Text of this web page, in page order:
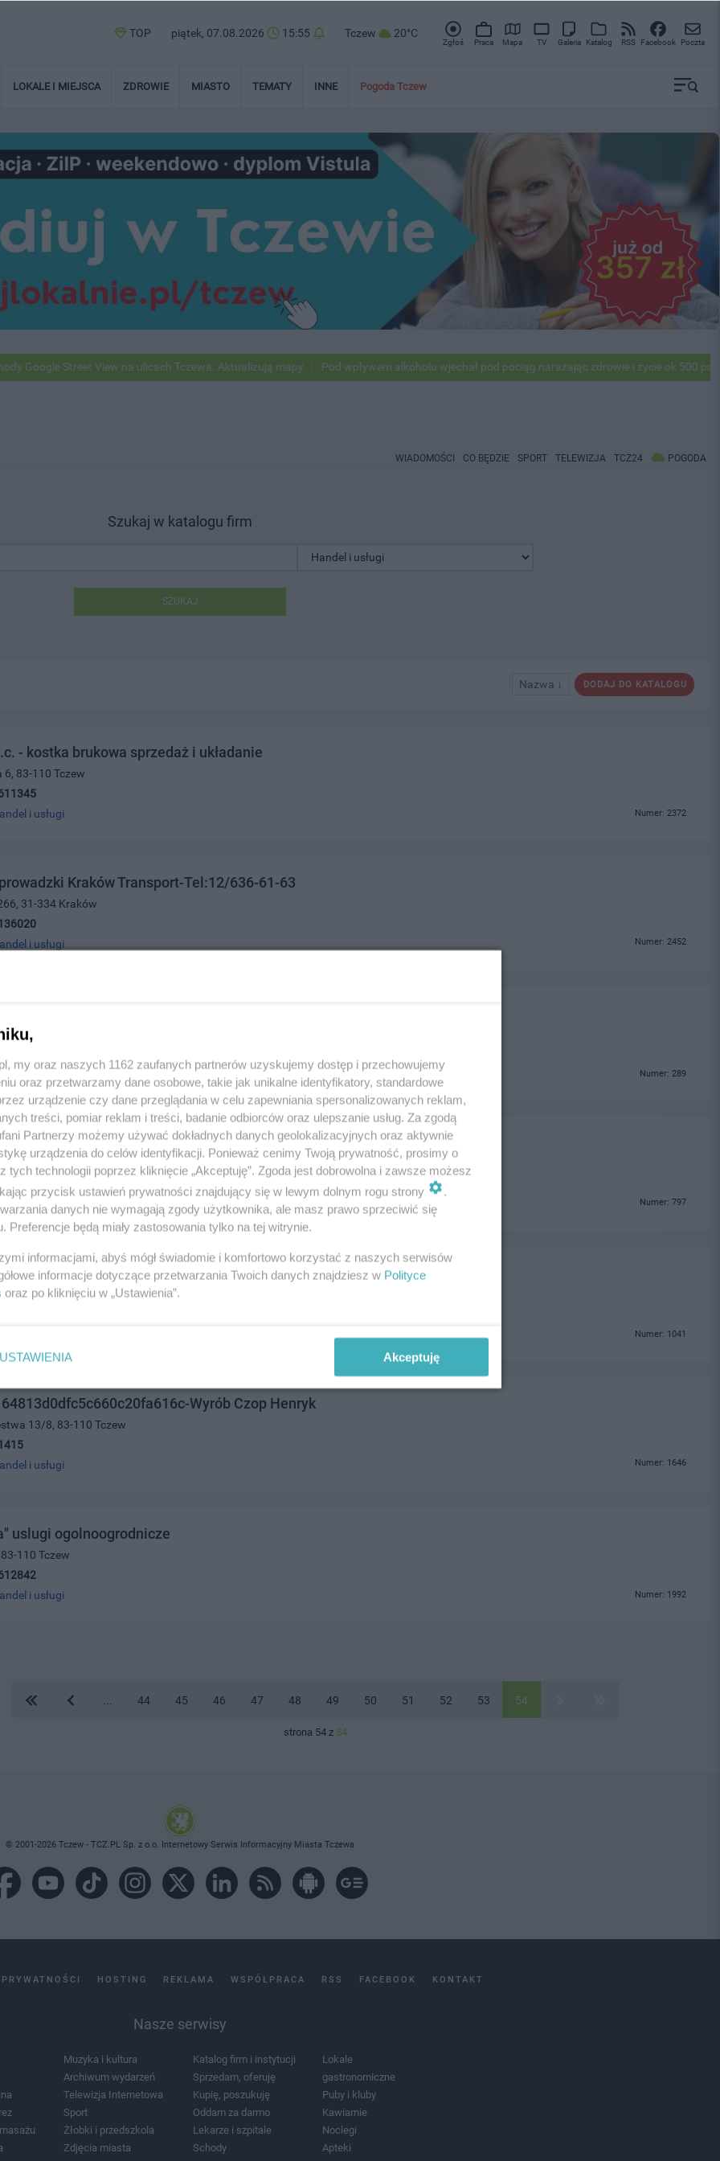
TOP piątek, 07.08.2026 15:55 Tczew 20°C
Zgłoś Praca Mapa TV Galeria Katalog RSS Facebook Poczta
LOKALE I MIEJSCA ZDROWIE MIASTO TEMATY INNE Pogoda Tczew
Street View na ulicach Tczewa. Aktualizują mapy Pod wpływem alkoholu wjechał pod pociąg narażając zdrowie i życie ok 500
WIADOMOŚCI CO BĘDZIE SPORT TELEWIZJA TCZ24 POGODA
Szukaj w katalogu firm
SZUKAJ
DODAJ DO KATALOGU
Nazwa ↓
- kostka brukowa sprzedaż i układanie
83-110 Tczew
i usługi Numer: 2372
Kraków Transport-Tel:12/636-61-63
31-334 Kraków
i usługi Numer: 2452
35, 83-110 Tczew
i usługi Numer: 289
Produkcyjno-Handlowe
7, 83-110 Tczew
i usługi Numer: 797
83-110 Tczew
Numer: 1041
Wyrób Czop Henryk
13/8, 83-110 Tczew
i usługi Numer: 1646
uslugi ogolnoogrodnicze
110 Tczew
i usługi Numer: 1992
44 45 46 47 48 49 50 51 52 53 54
strona 54 z 54
© 2001-2026 Tczew - TCZ.PL Sp. z o.o. Internetowy Serwis Informacyjny Miasta Tczewa
HOSTING REKLAMA WSPÓŁPRACA RSS FACEBOOK KONTAKT
Nasze serwisy
Muzyka i kultura
Archiwum wydarzeń
Telewizja Internetowa
Sport
Żłobki i przedszkola
Zdjęcia miasta
Katalog firm i instytucji
Sprzedam, oferuję
Kupię, poszukuję
Oddam za darmo
Lekarze i szpitale
Schody
Lokale
gastronomiczne
Puby i kluby
Kawiarnie
Noclegi
Apteki
my oraz naszych 1162 zaufanych partnerów uzyskujemy dostęp i przechowujemy
oraz przetwarzamy dane osobowe, takie jak unikalne identyfikatory, standardowe
urządzenie czy dane przeglądania w celu zapewniania spersonalizowanych reklam,
treści, pomiar reklam i treści, badanie odbiorców oraz ulepszanie usług. Za zgodą
Partnerzy możemy używać dokładnych danych geolokalizacyjnych oraz aktywnie
urządzenia do celów identyfikacji. Ponieważ cenimy Twoją prywatność, prosimy o
tych technologii poprzez kliknięcie „Akceptuję”. Zgoda jest dobrowolna i zawsze możesz
przycisk ustawień prywatności znajdujący się w lewym dolnym rogu strony
.
danych nie wymagają zgody użytkownika, ale masz prawo sprzeciwić się
Preferencje będą miały zastosowania tylko na tej witrynie.
informacjami, abyś mógł świadomie i komfortowo korzystać z naszych serwisów
informacje dotyczące przetwarzania Twoich danych znajdziesz w Polityce
oraz po kliknięciu w „Ustawienia”.
USTAWIENIA Akceptuję